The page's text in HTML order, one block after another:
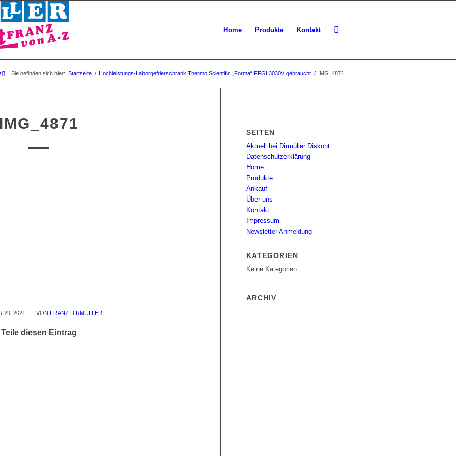
Home Produkte Kontakt
Sie befinden sich hier: Startseite / Hochleistungs-Laborgefrierschrank Thermo Scientific „Forma“ FFGL3030V gebraucht / IMG_4871
IMG_4871
29, 2021 VONFRANZ DIRMÜLLER
Teile diesen Eintrag
SEITEN
Aktuell bei Dirmüller Diskont
Datenschutzerklärung
Home
Produkte
Ankauf
Über uns
Kontakt
Impressum
Newsletter Anmeldung
KATEGORIEN
Keine Kategorien
ARCHIV